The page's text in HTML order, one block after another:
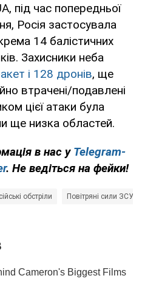
під час попередньої
Росія застосувала
14 балістичних
Захисники неба
і 128 дронів, ще
втрачені/подавлені
цієї атаки була
ще низка областей.
в нас у Telegram-
. Не ведіться на фейки!
обстріли Повітряні сили ЗСУ